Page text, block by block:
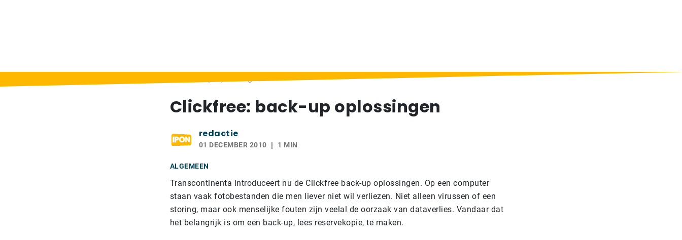
Clickfree: back-up oplossingen
redactie
01 DECEMBER 2010 1 MIN
ALGEMEEN
Transcontinenta introduceert nu de Clickfree back-up oplossingen. Op een computer
staan vaak fotobestanden die men liever niet wil verliezen. Niet alleen virussen of een
storing, maar ook menselijke fouten zijn veelal de oorzaak van dataverlies. Vandaar dat
het belangrijk is om een back-up, lees reservekopie, te maken.